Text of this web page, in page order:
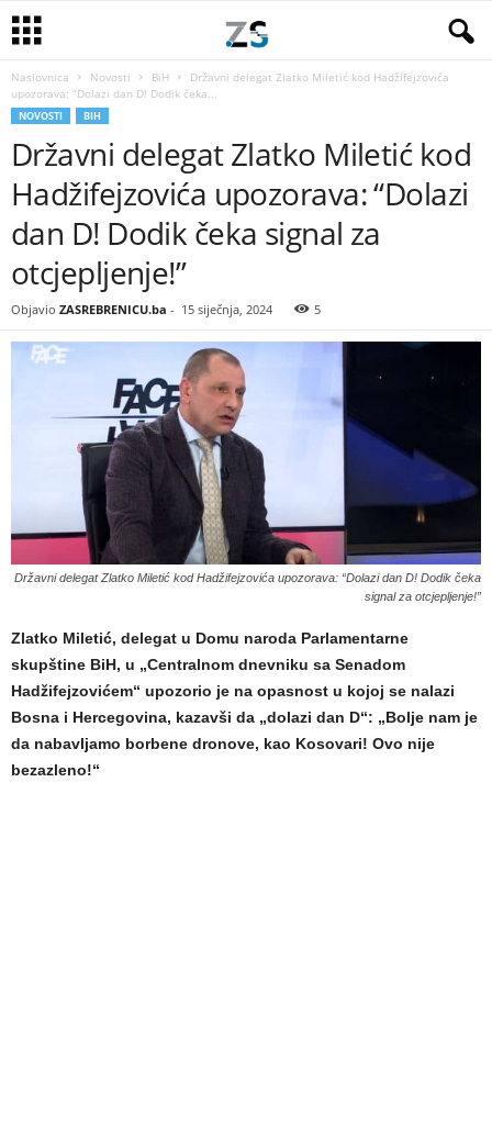
Naslovnica Novosti BiH
Državni delegat Zlatko Miletić kod Hadžifejzovića
upozorava: “Dolazi dan D! Dodik čeka...
NOVOSTI BIH
Državni delegat Zlatko Miletić kod
Hadžifejzovića upozorava: “Dolazi
dan D! Dodik čeka signal za
otcjepljenje!”
Objavio ZASREBRENICU.ba - 15 siječnja, 2024 5
Državni delegat Zlatko Miletić kod Hadžifejzovića upozorava: “Dolazi dan D! Dodik čeka
signal za otcjepljenje!”
Zlatko Miletić, delegat u Domu naroda Parlamentarne
skupštine BiH, u „Centralnom dnevniku sa Senadom
Hadžifejzovićem“ upozorio je na opasnost u kojoj se nalazi
Bosna i Hercegovina, kazavši da „dolazi dan D“: „Bolje nam je
da nabavljamo borbene dronove, kao Kosovari! Ovo nije
bezazleno!“